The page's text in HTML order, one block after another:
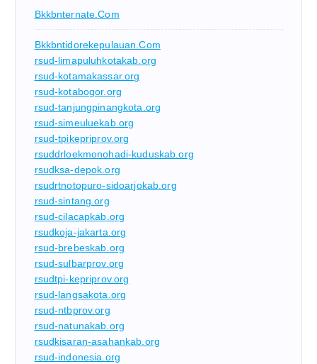
Bkkbnternate.com
Bkkbntidorekepulauan.com
rsud-limapuluhkotakab.org
rsud-kotamakassar.org
rsud-kotabogor.org
rsud-tanjungpinangkota.org
rsud-simeuluekab.org
rsud-tpikepriprov.org
rsuddrloekmonohadi-kuduskab.org
rsudksa-depok.org
rsudrtnotopuro-sidoarjokab.org
rsud-sintang.org
rsud-cilacapkab.org
rsudkoja-jakarta.org
rsud-brebeskab.org
rsud-sulbarprov.org
rsudtpi-kepriprov.org
rsud-langsakota.org
rsud-ntbprov.org
rsud-natunakab.org
rsudkisaran-asahankab.org
rsud-indonesia.org